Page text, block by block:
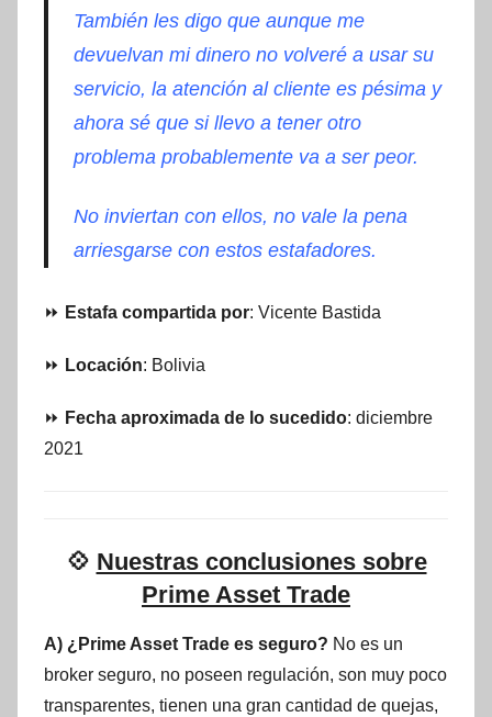
También les digo que aunque me
devuelvan mi dinero no volveré a usar su
servicio, la atención al cliente es pésima y
ahora sé que si llevo a tener otro
problema probablemente va a ser peor.
No inviertan con ellos, no vale la pena
arriesgarse con estos estafadores.
⏩ Estafa compartida por: Vicente Bastida
⏩ Locación: Bolivia
⏩ Fecha aproximada de lo sucedido: diciembre
2021
💠 Nuestras conclusiones sobre
Prime Asset Trade
A) ¿Prime Asset Trade es seguro? No es un
broker seguro, no poseen regulación, son muy poco
transparentes, tienen una gran cantidad de quejas,